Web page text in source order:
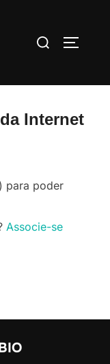
Pesquisar
Internet
para poder
Associe-se